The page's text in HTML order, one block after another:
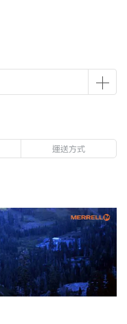
運送方式